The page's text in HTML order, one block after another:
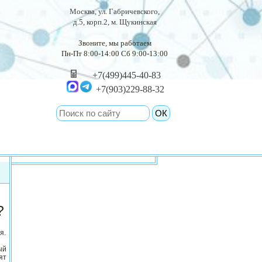
Москва, ул. Габричевского,
д.5, корп.2, м. Щукинская
Звоните, мы работаем
Пн-Пт 8:00-14:00 Сб 9:00-13:00
+7(499)445-40-83
+7(903)229-88-32